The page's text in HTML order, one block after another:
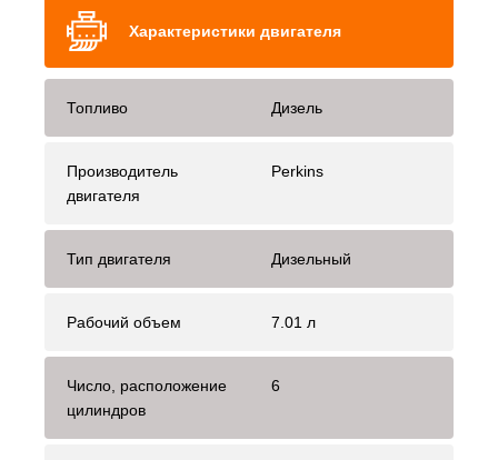
Характеристики двигателя
Топливо Дизель
Производитель
двигателя
Perkins
Тип двигателя Дизельный
Рабочий объем 7.01 л
Число, расположение
цилиндров
6